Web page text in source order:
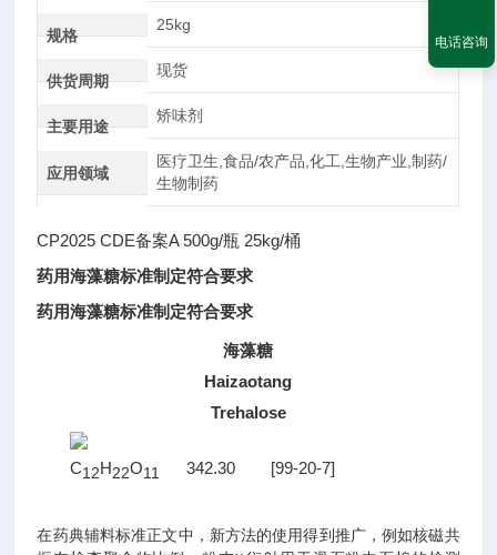
规格
25kg
供货周期
现货
主要用途
矫味剂
应用领域
医疗卫生,食品/农产品,化工,生物产业,制药/
生物制药
CP2025 CDE备案A 500g/瓶 25kg/桶
药用海藻糖标准制定符合要求
药用海藻糖标准制定符合要求
海藻糖
Haizaotang
Trehalose
C12H22O11
342.30        [99-20-7]
在药典辅料标准正文中，新方法的使用得到推广，例如核磁共
电话咨询